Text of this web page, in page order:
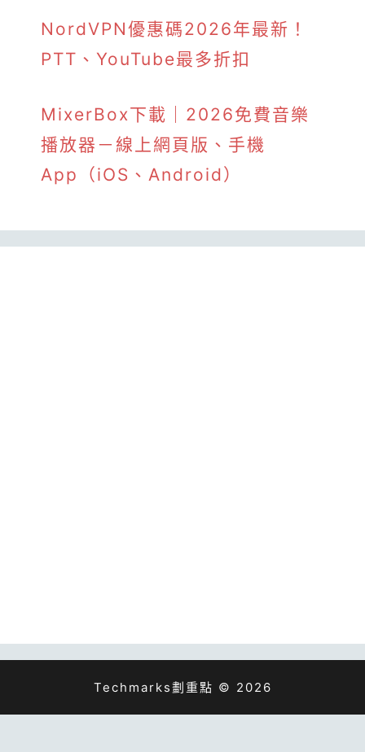
NordVPN優惠碼2026年最新！
PTT、YouTube最多折扣
MixerBox下載｜2026免費音樂
播放器－線上網頁版、手機
App（iOS、Android）
Techmarks劃重點 © 2026